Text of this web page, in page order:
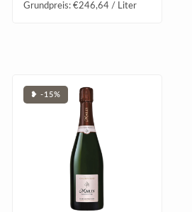
Grundpreis: €246,64 / Liter
❥ -15%